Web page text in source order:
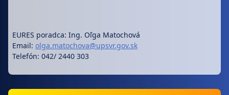
EURES poradca: Ing. Oľga Matochová
Email: olga.matochova@upsvr.gov.sk
Telefón: 042/ 2440 303